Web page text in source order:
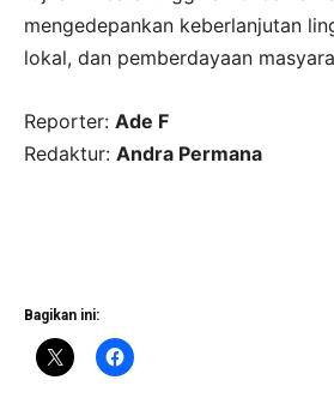
mengedepankan keberlanjutan
lokal, dan pemberdayaan
Reporter: Ade F
Redaktur: Andra Permana
Bagikan ini: